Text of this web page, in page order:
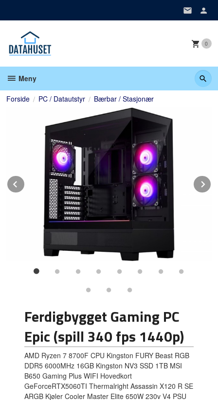
0
Meny
Forside PC / Datautstyr Bærbar / Stasjonær
Prev
Ferdigbygget Gaming PC
Epic (spill 340 fps 1440p)
AMD Ryzen 7 8700F CPU Kingston FURY Beast RGB
DDR5 6000MHz 16GB Kingston NV3 SSD 1TB MSI
B650 Gaming Plus WIFI Hovedkort
GeForceRTX5060TI Thermalright Assassin X120 R SE
ARGB Kjøler Cooler Master Elite 650W 230v V4 PSU